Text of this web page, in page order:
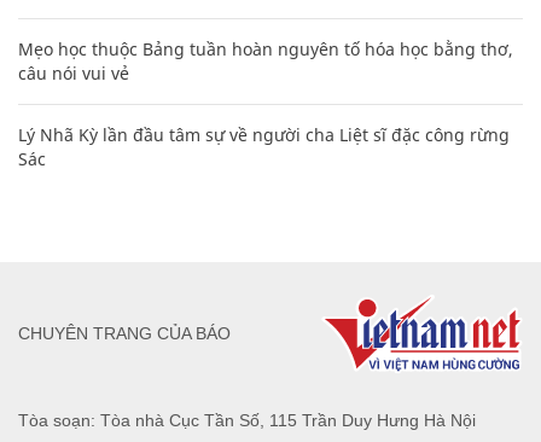
Mẹo học thuộc Bảng tuần hoàn nguyên tố hóa học bằng thơ,
câu nói vui vẻ
Lý Nhã Kỳ lần đầu tâm sự về người cha Liệt sĩ đặc công rừng
Sác
Tòa soạn: Tòa nhà Cục Tần Số, 115 Trần Duy Hưng Hà Nội
CHUYÊN TRANG CỦA BÁO